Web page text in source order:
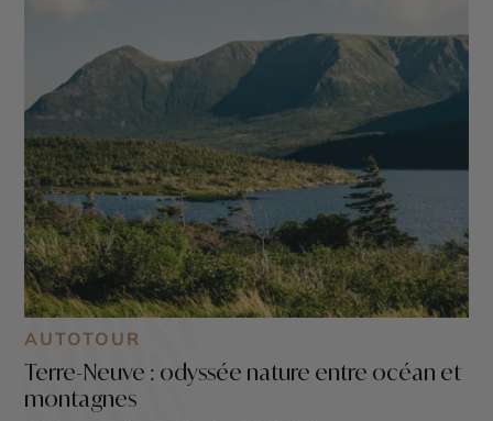
AUTOTOUR
Terre-Neuve : odyssée nature entre océan et
montagnes